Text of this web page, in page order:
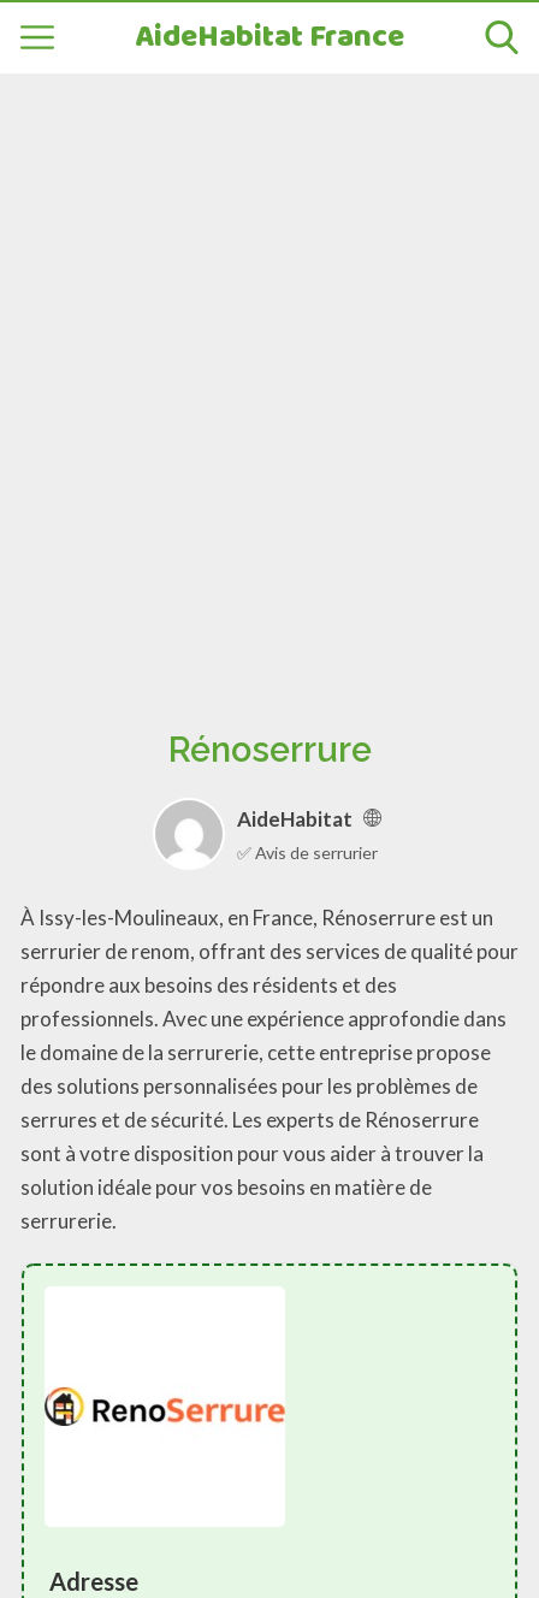
AideHabitat France
Rénoserrure
AideHabitat
✅ Avis de serrurier
À Issy-les-Moulineaux, en France, Rénoserrure est un
serrurier de renom, offrant des services de qualité pour
répondre aux besoins des résidents et des
professionnels. Avec une expérience approfondie dans
le domaine de la serrurerie, cette entreprise propose
des solutions personnalisées pour les problèmes de
serrures et de sécurité. Les experts de Rénoserrure
sont à votre disposition pour vous aider à trouver la
solution idéale pour vos besoins en matière de
serrurerie.
Adresse